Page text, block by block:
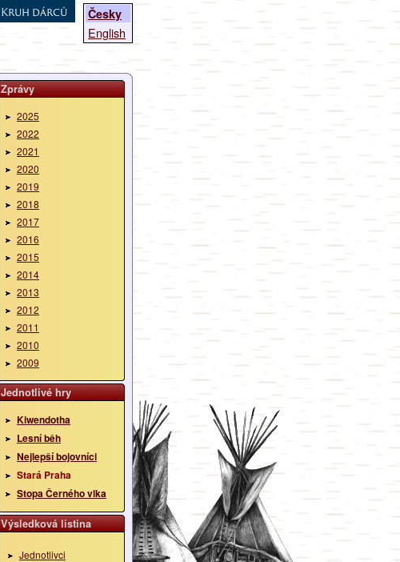
Česky
English
Kruh dárců
Zprávy
2025
2022
2021
2020
2019
2018
2017
2016
2015
2014
2013
2012
2011
2010
2009
Jednotlivé hry
Kiwendotha
Lesní běh
Nejlepší bojovníci
Stará Praha
Stopa Černého vlka
Výsledková listina
Jednotlivci